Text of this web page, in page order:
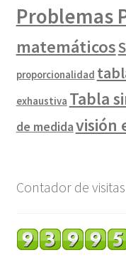
Problemas
matemáticos
proporcionalidad
exhaustiva Tabla
de medidavisión
Contador de visitas